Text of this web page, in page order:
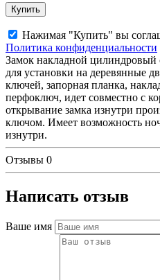
Купить
Нажимая "Купить" вы
Политика конфиденциальности
Замок накладной цилиндровый
для установки на деревянные
ключей, запорная планка,
перфоключ, идет совместно с
открывание замка изнутри
ключом. Имеет возможность
изнутри.
Отзывы 0
Написать отзыв
Ваше имя